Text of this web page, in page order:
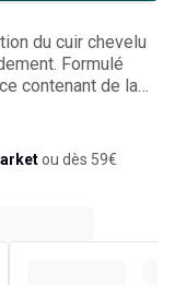
du cuir chevelu
Formulé
contenant de la
ou dès 59€